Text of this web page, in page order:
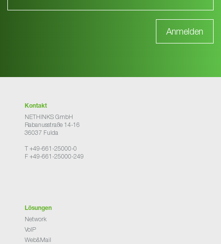
Kontakt
NETHINKS GmbH
Rabanusstraße 14-16
36037 Fulda
T +49-661-25000-0
F +49-661-25000-249
Lösungen
Network
VoIP
Web&Mail